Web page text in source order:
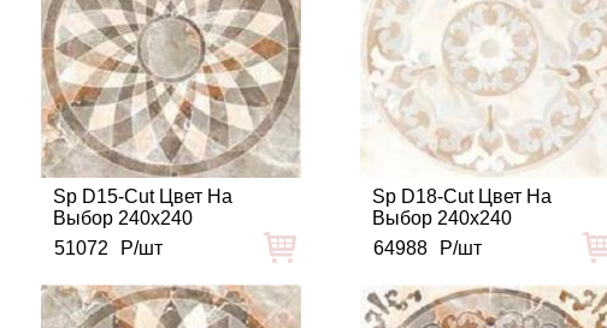
Sp D15-Cut Цвет На
Выбор 240x240
51072
Р/шт
Sp D18-Cut Цвет На
Выбор 240x240
64988
Р/шт